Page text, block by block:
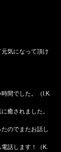
気になって頂け
間でした。（I.K
癒されました。
のでまたお話し
話します！（K.